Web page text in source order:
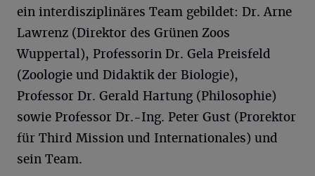
ein interdisziplinäres Team gebildet: Dr. Arne
Lawrenz (Direktor des Grünen Zoos
Wuppertal), Professorin Dr. Gela Preisfeld
(Zoologie und Didaktik der Biologie),
Professor Dr. Gerald Hartung (Philosophie)
sowie Professor Dr.-Ing. Peter Gust (Prorektor
für Third Mission und Internationales) und
sein Team.